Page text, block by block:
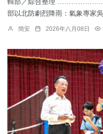
部以北防劇烈降雨：​氣象專家吳
簡安 2026年八月08日